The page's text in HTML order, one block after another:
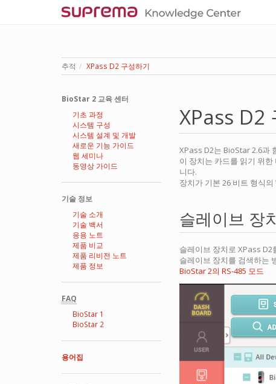
추적 XPass D2 구성하기
BioStar 2 교육 센터
기초 과정
시스템 구성
시스템 설계 및 개발
새로운 기능 가이드
웹 세미나
동영상 가이드
기술 정보
기술 소개
기술 백서
응용 노트
제품 비교
제품 리비전 노트
제품 정보
FAQ
BioStar 1
BioStar 2
용어집
XPass D2
XPass D2는 BioStar 2.6과
이 장치는 카드를 읽기 위
니다.
장치가 기본 26 비트 형식
슬레이브 장
슬레이브 장치로 XPass
슬레이브 장치를 검색하는
BioStar 2의 RS-485 모드